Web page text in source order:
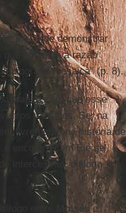
pretende demonstrar
que constitui a razão
biografia mosaica" (p. 8).
em que esse
narrados. Se, na
livremente na história de
o encontro com Ele se
intercessão, diálogo
entre Moisése